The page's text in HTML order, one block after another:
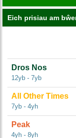
Eich prisiau am
Dros Nos
12yb - 7yb
All Other Times
7yb - 4yh
Peak
4yh - 8yh